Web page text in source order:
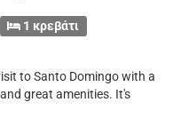
1 κρεβάτι
to Santo Domingo with a
great amenities. It's